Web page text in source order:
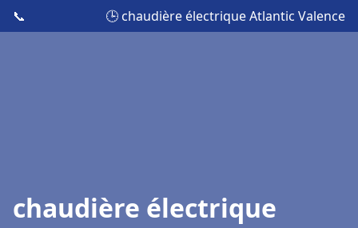
📞 🕒 chaudière électrique Atlantic Valence
chaudière électrique